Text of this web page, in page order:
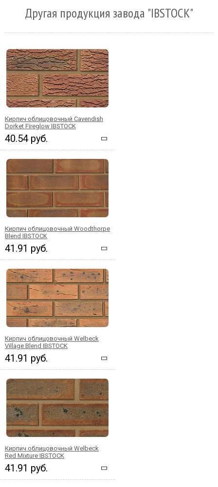
Другая продукция завода "IBSTOCK"
Кирпич облицовочный Cavendish
Dorket Fireglow IBSTOCK
40.54 руб.
Кирпич облицовочный Woodthorpe
Blend IBSTOCK
41.91 руб.
Кирпич облицовочный Welbeck
Village Blend IBSTOCK
41.91 руб.
Кирпич облицовочный Welbeck
Red Mixture IBSTOCK
41.91 руб.